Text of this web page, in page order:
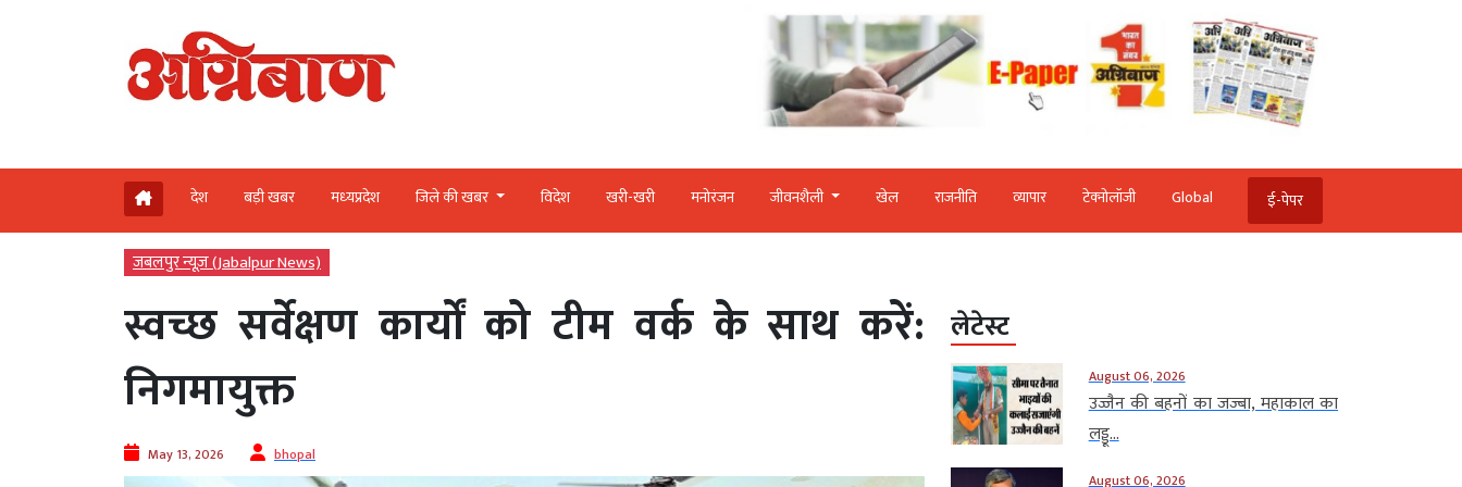
देश बड़ी खबर मध्‍यप्रदेश जिले की खबर विदेश खरी-खरी मनोरंजन जीवनशैली खेल राजनीति व्‍यापार टेक्‍नोलॉजी Global ई-पेपर
जबलपुर न्यूज़ (Jabalpur News)
स्वच्छ सर्वेक्षण कार्यों को टीम वर्क के साथ करें:
निगमायुक्त
May 13, 2026 bhopal
लेटेस्ट
August 06, 2026
उज्जैन की बहनों का जज्बा, महाकाल का
लड्डू...
August 06, 2026